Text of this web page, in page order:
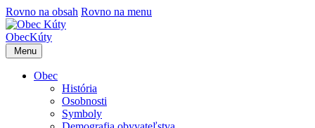
Rovno na obsah Rovno na menu
ObecKúty
Menu
Obec
História
Osobnosti
Symboly